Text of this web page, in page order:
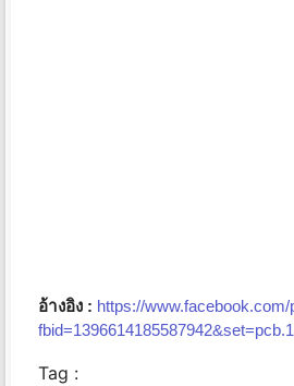
อ้างอิง : https://www.facebook.com/
Tag :